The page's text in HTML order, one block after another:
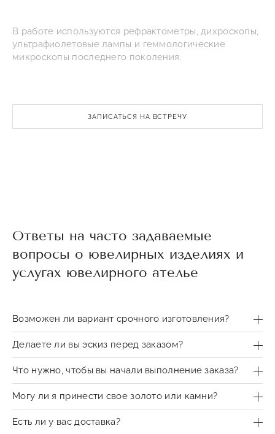
В работе используются рефрактометры, дихроскопы,
ультрафиолетовые лампы и геммологические
микроскопы последнего поколения.
ЗАПИСАТЬСЯ НА ВСТРЕЧУ
Ответы на часто задаваемые
вопросы о ювелирных изделиях и
услугах ювелирного ателье
Возможен ли вариант срочного изготовления?
Делаете ли вы эскиз перед заказом?
Что нужно, чтобы вы начали выполнение заказа?
Могу ли я принести свое золото или камни?
Есть ли у вас доставка?